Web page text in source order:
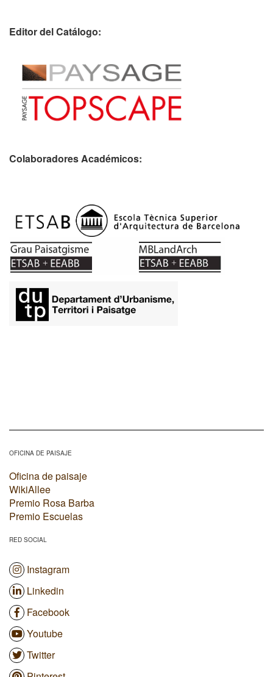
Editor del Catálogo:
Colaboradores Académicos:
OFICINA DE PAISAJE
Oficina de paisaje
WikiAllee
Premio Rosa Barba
Premio Escuelas
RED SOCIAL
Instagram
Linkedin
Facebook
Youtube
Twitter